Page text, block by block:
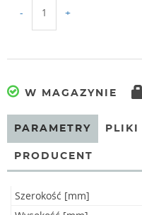
- +
W MAGAZYNIE
PARAMETRY PLIKI
PRODUCENT
Szerokość [mm]